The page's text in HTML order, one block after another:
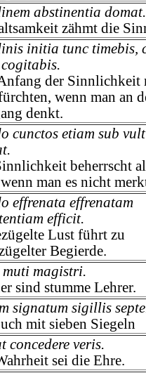
abstinentia domat.
zähmt die
initia tunc timebis,
der Sinnlichkeit
wenn man an
denkt.
cunctos etiam sub
beherrscht
man es nicht
effrenata effrenatam
efficit.
Lust führt zu
Begierde.
magistri.
sind stumme Lehrer.
signatum sigillis
mit sieben Siegeln
concedere veris.
sei die Ehre.